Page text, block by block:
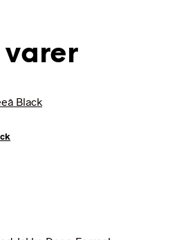
varer